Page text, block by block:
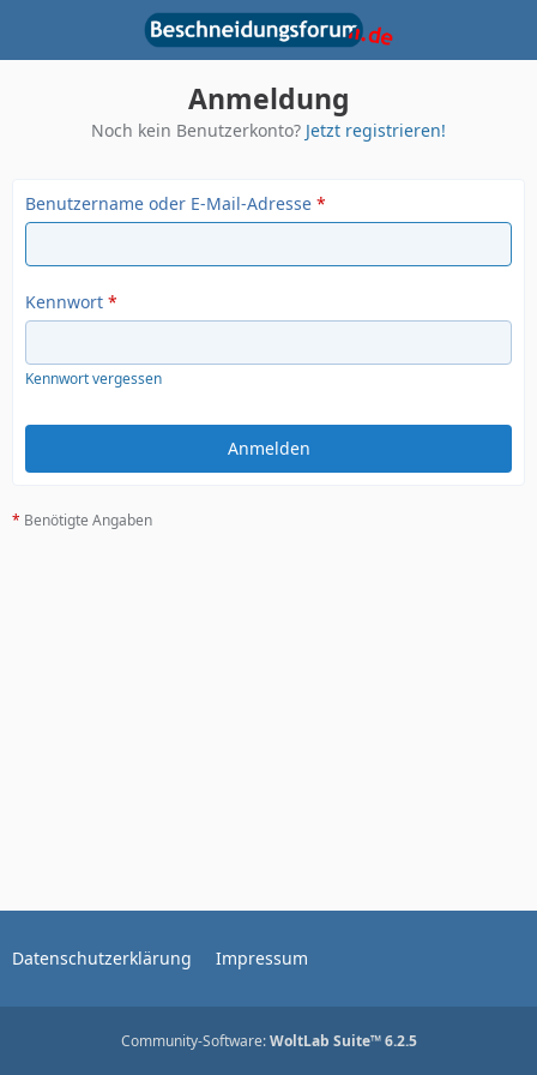
Anmeldung
Noch kein Benutzerkonto? Jetzt registrieren!
Benutzername oder E-Mail-Adresse *
Kennwort *
Kennwort vergessen
* Benötigte Angaben
Datenschutzerklärung Impressum
Community-Software:WoltLab Suite™ 6.2.5